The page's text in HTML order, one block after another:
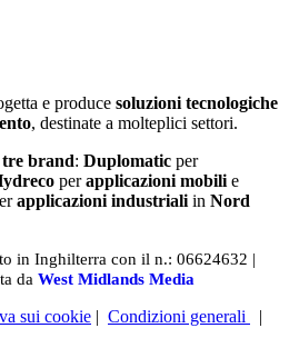
e produce soluzioni tecnologiche
, destinate a molteplici settori.
tre brand: Duplomatic per
perapplicazioni mobili e
applicazioni industriali in Nord
in Inghilterra con il n.: 06624632 |
da West Midlands Media
sui cookie | Condizioni generali
|